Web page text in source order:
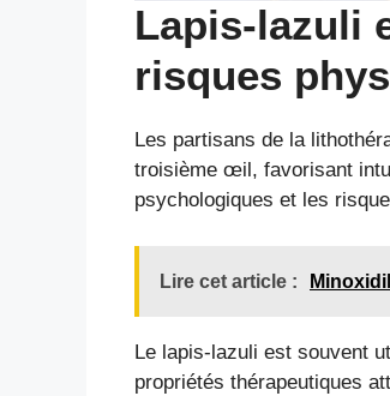
Lapis-lazuli
risques
Les partisans de la
troisième œil, favorisant
psychologiques et les
Lire cet article :
Le lapis-lazuli est souvent
propriétés thérapeutiques